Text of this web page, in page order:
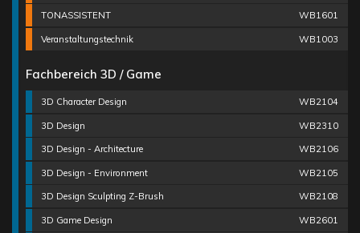
TONASSISTENT WB1601
Veranstaltungstechnik WB1003
Fachbereich 3D / Game
3D Character Design WB2104
3D Design WB2310
3D Design - Architecture WB2106
3D Design - Environment WB2105
3D Design Sculpting Z-Brush WB2108
3D Game Design WB2601